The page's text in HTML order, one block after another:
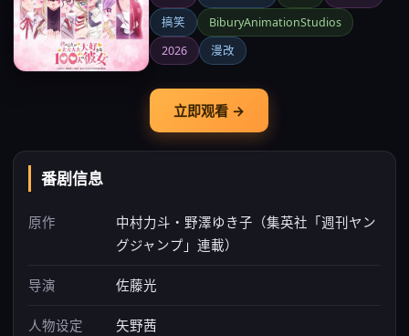
搞笑
BiburyAnimationStudios
2026
漫改
立即观看 →
番剧信息
原作
中村力斗・野澤ゆき子（集英社「週刊ヤン
グジャンプ」連載）
导演 佐藤光
人物设定 矢野茜